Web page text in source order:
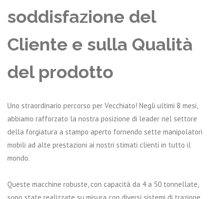
soddisfazione del
Cliente e sulla Qualità
del prodotto
Uno straordinario percorso per Vecchiato! Negli ultimi 8 mesi,
abbiamo rafforzato la nostra posizione di leader nel settore
della forgiatura a stampo aperto fornendo sette manipolatori
mobili ad alte prestazioni ai nostri stimati clienti in tutto il
mondo.
Queste macchine robuste, con capacità da 4 a 50 tonnellate,